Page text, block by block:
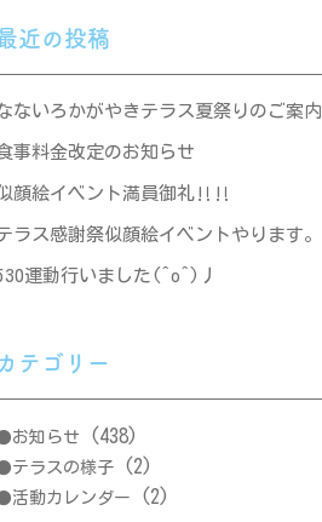
近の投稿
ないろかがやきテラス夏祭りのご案内
事料金改定のお知らせ
顔絵イベント満員御礼‼‼
ラス感謝祭似顔絵イベントやります。
運動行いました(^o^)丿
テゴリー
お知らせ (438)
テラスの様子 (2)
活動カレンダー (2)